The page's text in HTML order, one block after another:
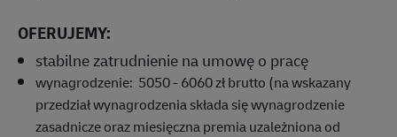
OFERUJEMY:
stabilne zatrudnienie na umowę o pracę
wynagrodzenie: 5050 - 6060 zł brutto (na wskazany
przedział wynagrodzenia składa się wynagrodzenie
zasadnicze oraz miesięczna premia uzależniona od